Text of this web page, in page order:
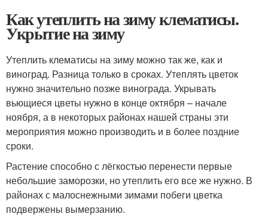
Как утеплить на зиму клематисы.
Укрытие на зиму
Утеплить клематисы на зиму можно так же, как и
виноград. Разница только в сроках. Утеплять цветок
нужно значительно позже винограда. Укрывать
вьющиеся цветы нужно в конце октября – начале
ноября, а в некоторых районах нашей страны эти
мероприятия можно производить и в более поздние
сроки.
Растение способно с лёгкостью перенести первые
небольшие заморозки, но утеплить его все же нужно. В
районах с малоснежными зимами побеги цветка
подвержены вымерзанию.